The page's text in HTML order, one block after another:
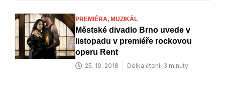
PREMIÉRA, MUZIKÁL
Městské divadlo Brno uvede v
listopadu v premiéře rockovou
operu Rent
25. 10. 2018 Délka čtení: 3 minuty